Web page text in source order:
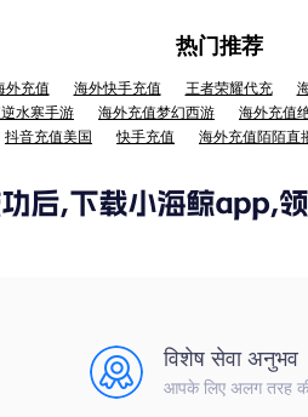
热门推荐
外充值 海外快手充值 王者荣耀代充
水寒手游 海外充值梦幻西游 海外充值
抖音充值美国 快手充值 海外充值陌陌直
विशेष सेवा अनुभव
आपके लिए अलग तरह